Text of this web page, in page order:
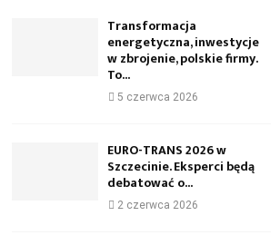
Transformacja
energetyczna, inwestycje
w zbrojenie, polskie firmy.
To...
5 czerwca 2026
EURO-TRANS 2026 w
Szczecinie. Eksperci będą
debatować o...
2 czerwca 2026